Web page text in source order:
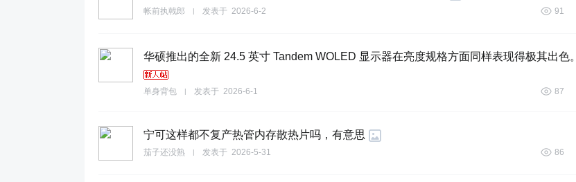
帐前执戟郎 发表于 2026-6-2 91
华硕推出的全新 24.5 英寸 Tandem WOLED 显示器在亮度规格方面同样表现得极其出色。
单身背包 发表于 2026-6-1 87
宁可这样都不复产热管内存散热片吗，有意思 ​​​
茄子还没熟 发表于 2026-5-31 86